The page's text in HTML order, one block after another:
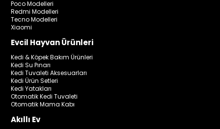
Poco Modelleri
Redmi Modelleri
Tecno Modelleri
Xiaomi
Evcil Hayvan Ürünleri
Kedi & Köpek Bakım Ürünleri
Kedi Su Pınarı
Kedi Tuvaleti Aksesuarları
Kedi Ürün Setleri
Kedi Yatakları
Otomatik Kedi Tuvaleti
Otomatik Mama Kabı
Akıllı Ev